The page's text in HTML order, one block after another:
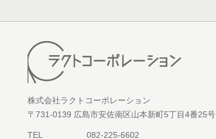
株式会社ラクトコーポレーション
〒731-0139 広島市安佐南区山本新町5丁目4番25号
TEL 082-225-6602